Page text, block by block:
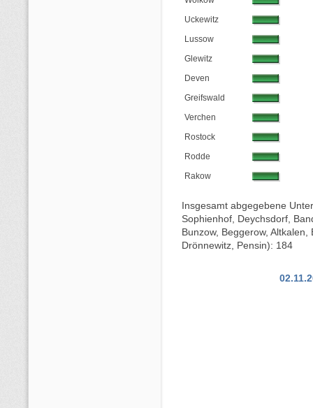
Uckewitz
Lussow
Glewitz
Deven
Greifswald
Verchen
Rostock
Rodde
Rakow
Insgesamt abgegebene
Sophienhof, Deychsdorf,
Bunzow, Beggerow,
Drönnewitz, Pensin): 184